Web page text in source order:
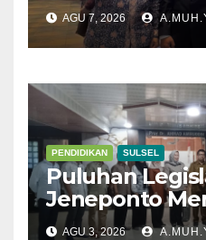
AGU 7, 2026
PENDIDIKAN SULSEL
Puluhan
Jeneponto
Disdik Sulsel
AGU 3, 2026